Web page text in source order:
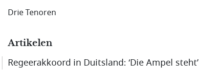
Drie Tenoren
Artikelen
Regeerakkoord in Duitsland: ‘Die Ampel steht’